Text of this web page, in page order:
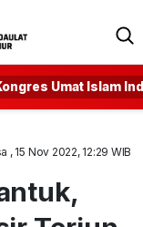
Umat Islam
, 15 Nov 2022, 12:29 WIB